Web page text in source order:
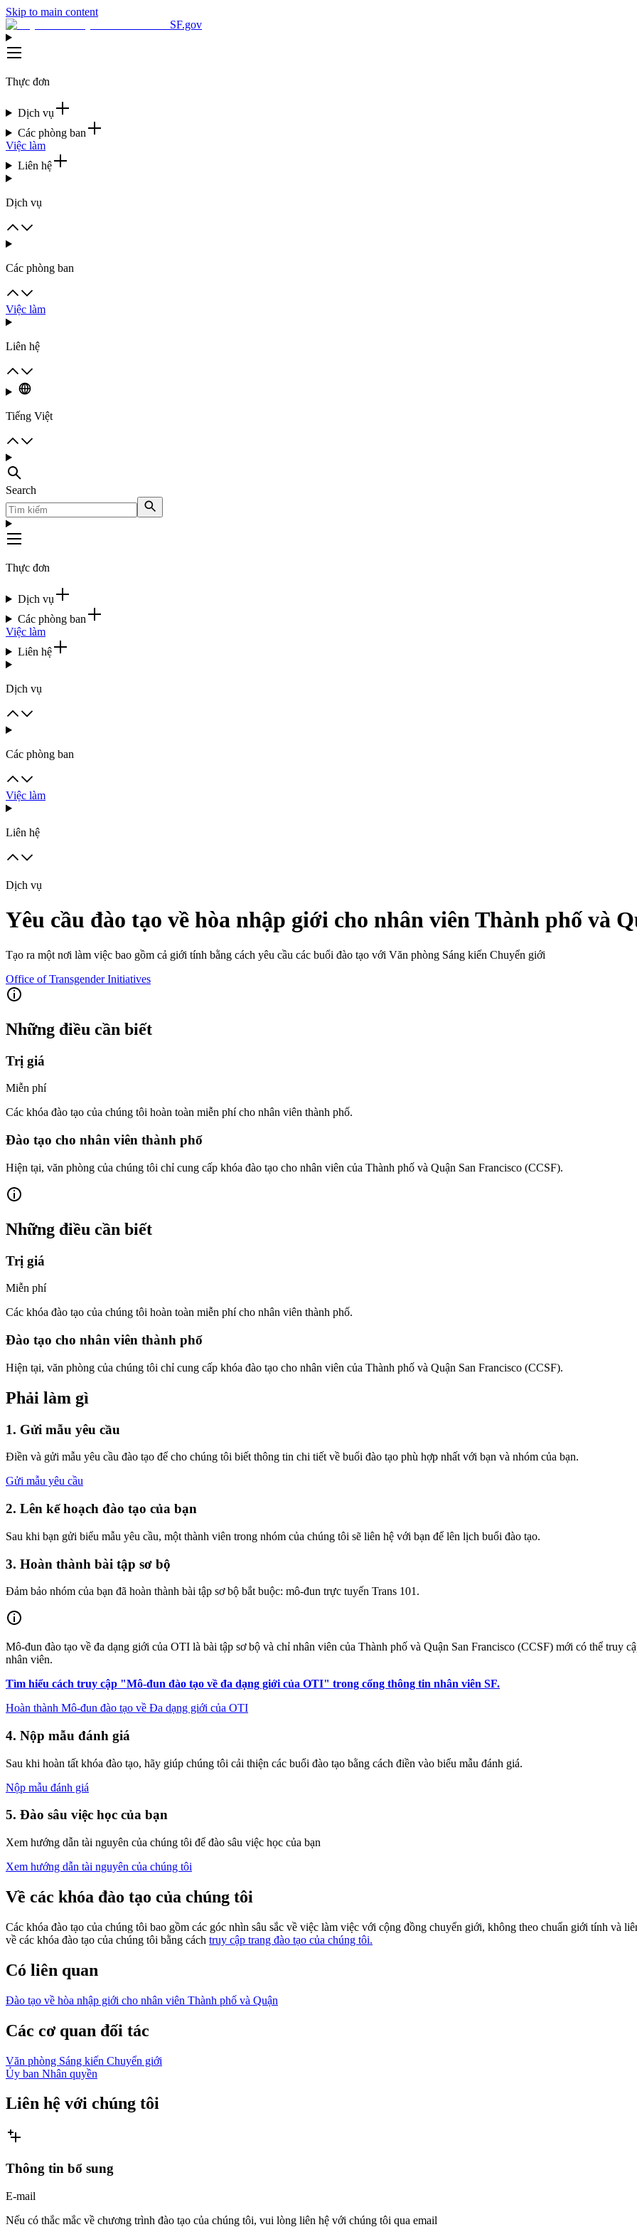
Skip to main content
SF.gov
Thực đơn
Dịch vụ
Các phòng ban
Việc làm
Liên hệ
Dịch vụ
Các phòng ban
Việc làm
Liên hệ
Tiếng Việt
Search
Thực đơn
Dịch vụ
Các phòng ban
Việc làm
Liên hệ
Dịch vụ
Các phòng ban
Việc làm
Liên hệ
Dịch vụ
Yêu cầu đào tạo về hòa nhập giới cho nhân viên Thành phố và
Tạo ra một nơi làm việc bao gồm cả giới tính bằng cách yêu cầu các buổi đào tạo với Văn phòng Sáng kiến Chuyển giới
Office of Transgender Initiatives
Những điều cần biết
Trị giá
Miễn phí
Các khóa đào tạo của chúng tôi hoàn toàn miễn phí cho nhân viên thành phố.
Đào tạo cho nhân viên thành phố
Hiện tại, văn phòng của chúng tôi chỉ cung cấp khóa đào tạo cho nhân viên của Thành phố và Quận San Francisco (CCSF).
Những điều cần biết
Trị giá
Miễn phí
Các khóa đào tạo của chúng tôi hoàn toàn miễn phí cho nhân viên thành phố.
Đào tạo cho nhân viên thành phố
Hiện tại, văn phòng của chúng tôi chỉ cung cấp khóa đào tạo cho nhân viên của Thành phố và Quận San Francisco (CCSF).
Phải làm gì
1. Gửi mẫu yêu cầu
Điền và gửi mẫu yêu cầu đào tạo để cho chúng tôi biết thông tin chi tiết về buổi đào tạo phù hợp nhất với bạn và nhóm của bạn.
Gửi mẫu yêu cầu
2. Lên kế hoạch đào tạo của bạn
Sau khi bạn gửi biểu mẫu yêu cầu, một thành viên trong nhóm của chúng tôi sẽ liên hệ với bạn để lên lịch buổi đào tạo.
3. Hoàn thành bài tập sơ bộ
Đảm bảo nhóm của bạn đã hoàn thành bài tập sơ bộ bắt buộc: mô-đun trực tuyến Trans 101.
Mô-đun đào tạo về đa dạng giới của OTI là bài tập sơ bộ và chỉ nhân viên của Thành phố và Quận San Francisco (CCSF) mới có thể truy
nhân viên.
Tìm hiểu cách truy cập "Mô-đun đào tạo về đa dạng giới của OTI" trong cổng thông tin nhân viên SF.
Hoàn thành Mô-đun đào tạo về Đa dạng giới của OTI
4. Nộp mẫu đánh giá
Sau khi hoàn tất khóa đào tạo, hãy giúp chúng tôi cải thiện các buổi đào tạo bằng cách điền vào biểu mẫu đánh giá.
Nộp mẫu đánh giá
5. Đào sâu việc học của bạn
Xem hướng dẫn tài nguyên của chúng tôi để đào sâu việc học của bạn
Xem hướng dẫn tài nguyên của chúng tôi
Về các khóa đào tạo của chúng tôi
Các khóa đào tạo của chúng tôi bao gồm các góc nhìn sâu sắc về việc làm việc với cộng đồng chuyển giới, không theo chuẩn giới tính và
về các khóa đào tạo của chúng tôi bằng cách truy cập trang đào tạo của chúng tôi.
Có liên quan
Đào tạo về hòa nhập giới cho nhân viên Thành phố và Quận
Các cơ quan đối tác
Văn phòng Sáng kiến Chuyển giới
Ủy ban Nhân quyền
Liên hệ với chúng tôi
Thông tin bổ sung
E-mail
Nếu có thắc mắc về chương trình đào tạo của chúng tôi, vui lòng liên hệ với chúng tôi qua email